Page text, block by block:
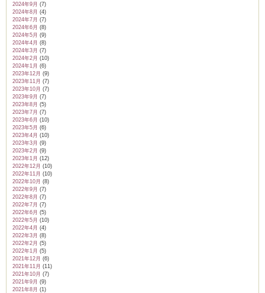
2024年9月 (7)
2024年8月 (4)
2024年7月 (7)
2024年6月 (8)
2024年5月 (9)
2024年4月 (8)
2024年3月 (7)
2024年2月 (10)
2024年1月 (6)
2023年12月 (9)
2023年11月 (7)
2023年10月 (7)
2023年9月 (7)
2023年8月 (5)
2023年7月 (7)
2023年6月 (10)
2023年5月 (6)
2023年4月 (10)
2023年3月 (9)
2023年2月 (9)
2023年1月 (12)
2022年12月 (10)
2022年11月 (10)
2022年10月 (8)
2022年9月 (7)
2022年8月 (7)
2022年7月 (7)
2022年6月 (5)
2022年5月 (10)
2022年4月 (4)
2022年3月 (8)
2022年2月 (5)
2022年1月 (5)
2021年12月 (6)
2021年11月 (11)
2021年10月 (7)
2021年9月 (9)
2021年8月 (1)